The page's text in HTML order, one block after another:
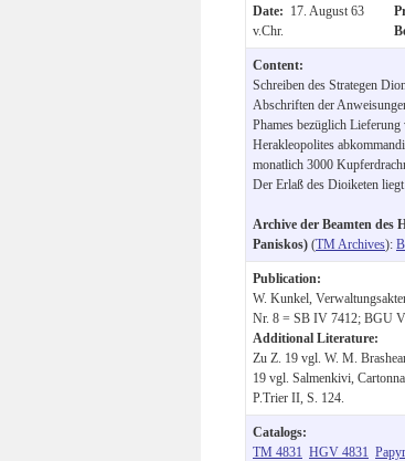
Date: 17. August 63
v.Chr.
Content:
Schreiben des Strategen
Abschriften der
Phames bezüglich
Herakleopolites
monatlich 3000
Der Erlaß des Dioiketen
Archive der Beamten des
Paniskos) (TM Archives):
Publication:
W. Kunkel,
Nr. 8 = SB IV 7412; BGU
Additional Literature:
Zu Z. 19 vgl. W. M.
19 vgl. Salmenkivi,
P.Trier II, S. 124.
Catalogs:
TM 4831 HGV 4831